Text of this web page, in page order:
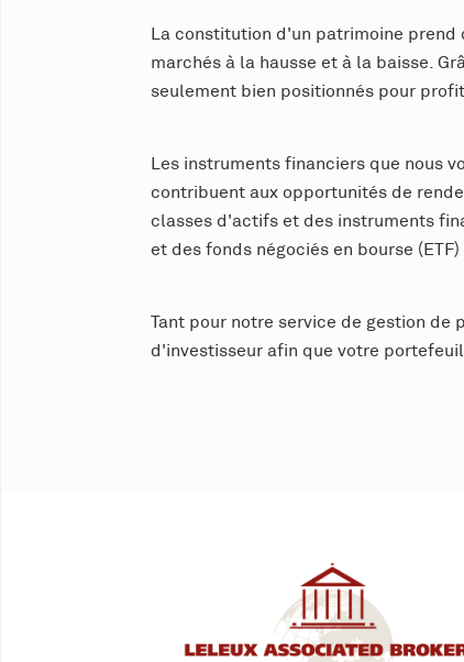
La constitution d'un patrimoine
marchés à la hausse et à la baisse.
seulement bien positionnés pour
Les instruments financiers que nous
contribuent aux opportunités de
classes d'actifs et des instruments
et des fonds négociés en bourse
Tant pour notre service de gestion de
d'investisseur afin que votre